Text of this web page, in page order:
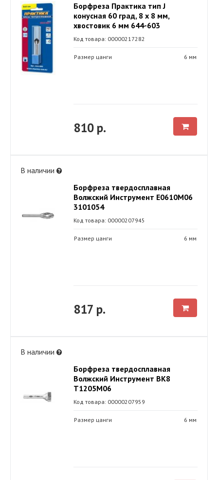
Борфреза Практика тип J
конусная 60 град, 8 х 8 мм,
хвостовик 6 мм 644-603
Код товара: 00000217282
Размер цанги 6 мм
810 р.
В наличии
Борфреза твердосплавная
Волжский Инструмент Е0610М06
3101054
Код товара: 00000207945
Размер цанги 6 мм
817 р.
В наличии
Борфреза твердосплавная
Волжский Инструмент ВК8
Т1205М06
Код товара: 00000207959
Размер цанги 6 мм